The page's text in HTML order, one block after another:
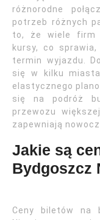
różnorodne
potrzeb różnych
to, że wiele firm
kursy, co
termin wyjazdu.
się w kilku
elastycznego
się na podróż
przewozu
zapewniają
Jakie są
Bydgoszcz
Ceny biletów na